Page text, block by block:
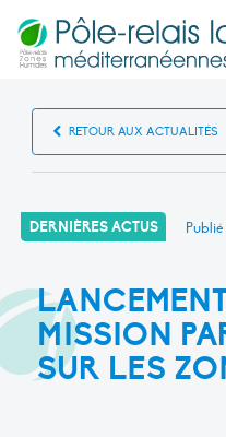
RETOUR AUX ACTUALITÉS
DERNIÈRES ACTUS Publié
MISSION
SUR LES